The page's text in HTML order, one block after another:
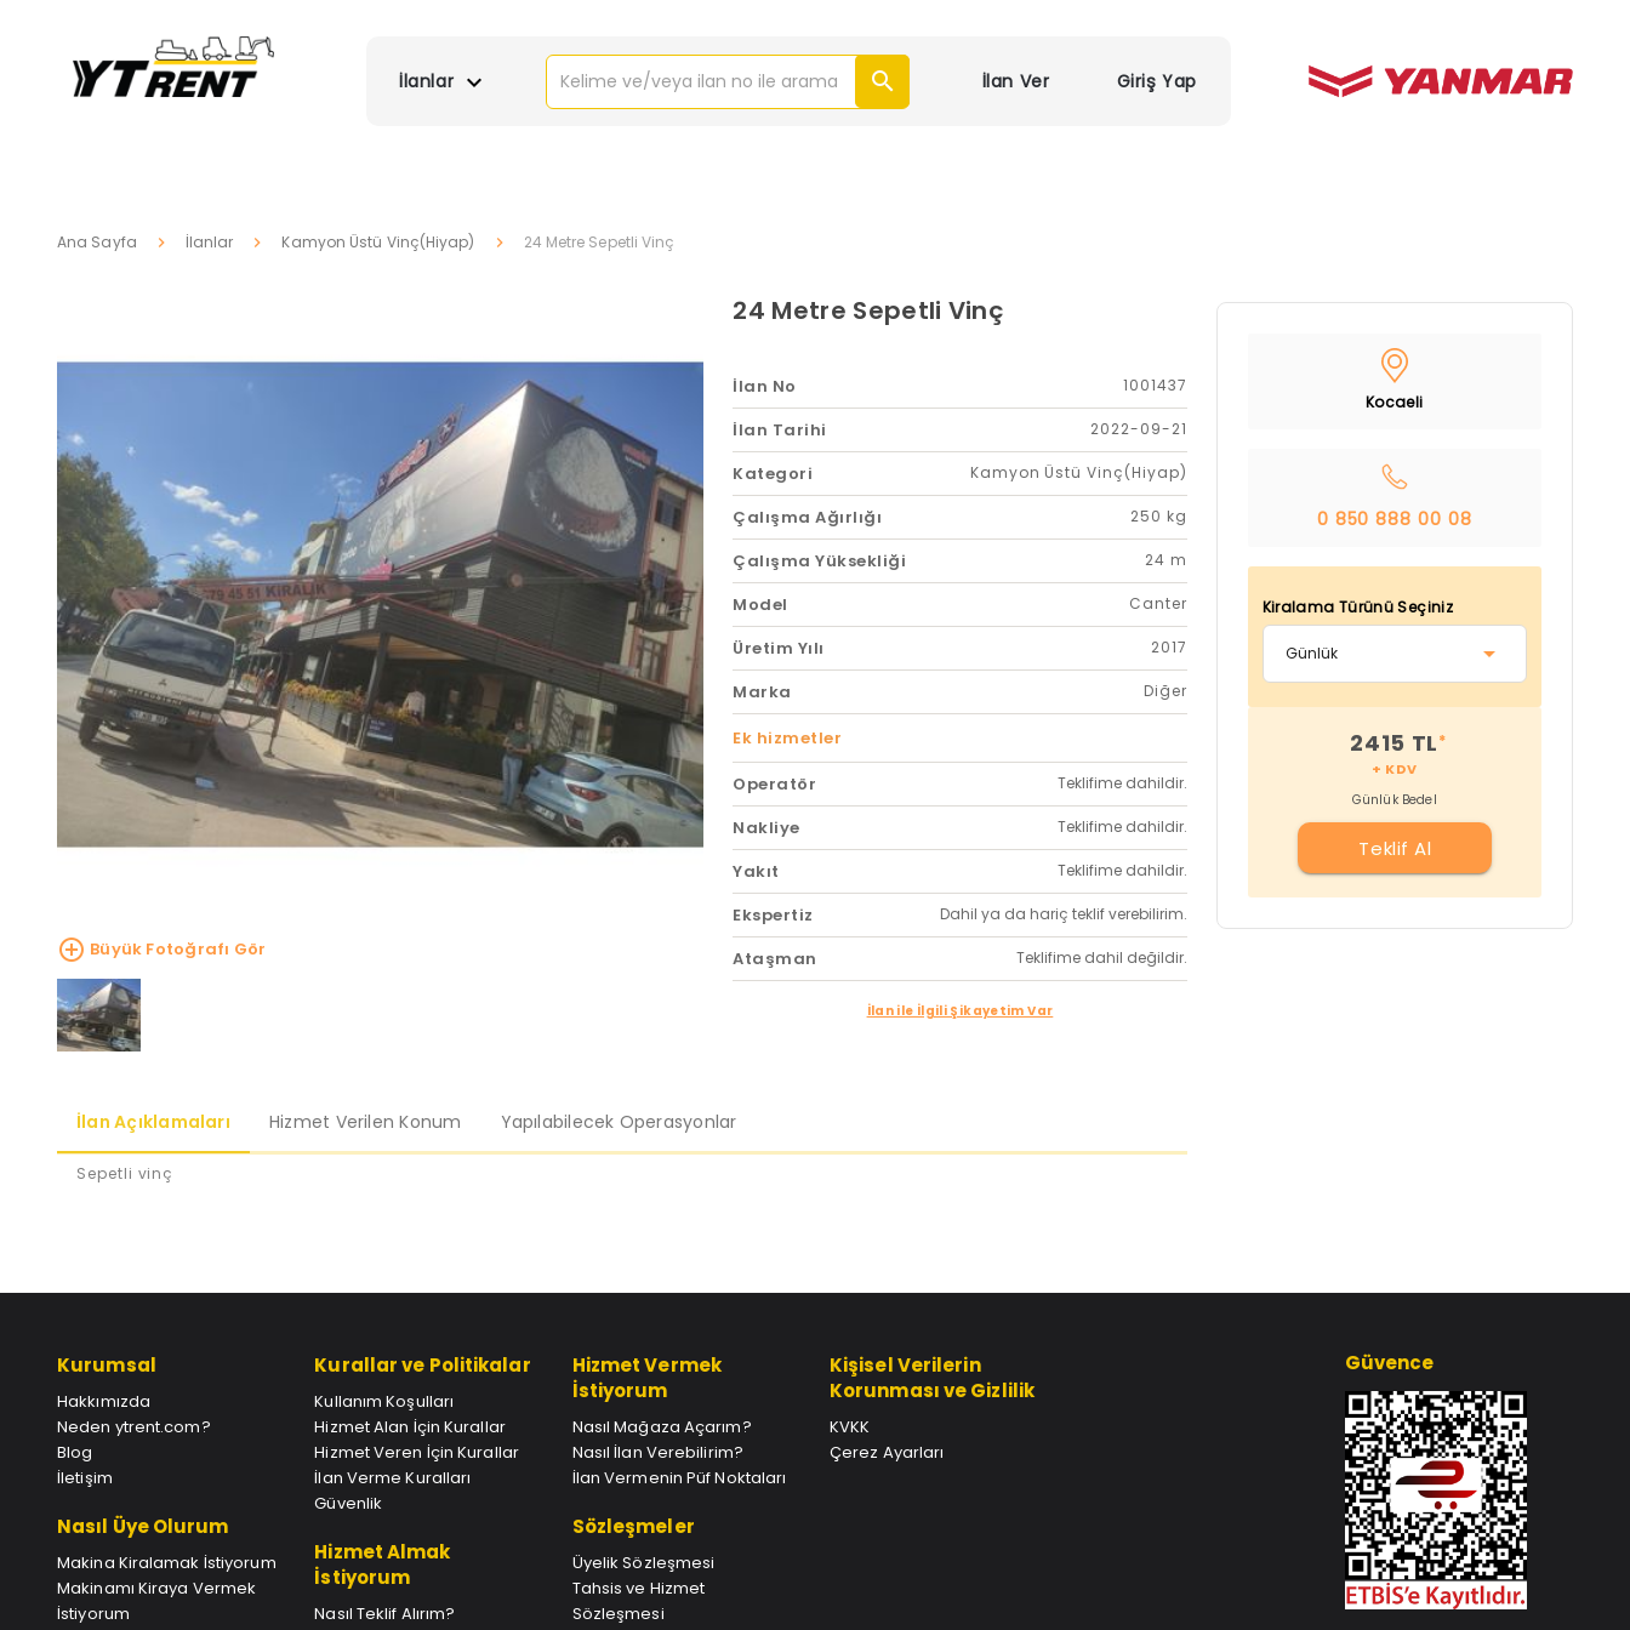
İlanlar İlan Ver Giriş Yap
Ana Sayfa İlanlar Kamyon Üstü Vinç(Hiyap) 24 Metre Sepetli Vinç
Büyük Fotoğrafı Gör
24 Metre Sepetli Vinç
İlan No 1001437
İlan Tarihi 2022-09-21
Kategori Kamyon Üstü Vinç(Hiyap)
Çalışma Ağırlığı 250 kg
Çalışma Yüksekliği 24 m
Model Canter
Üretim Yılı 2017
Marka Diğer
Ek hizmetler
Operatör
Teklifime dahildir.
Nakliye Teklifime dahildir.
Yakıt Teklifime dahildir.
Ekspertiz Dahil ya da hariç teklif verebilirim.
Ataşman Teklifime dahil değildir.
İlan ile İlgili Şikayetim Var
İlan Açıklamaları Hizmet Verilen Konum Yapılabilecek Operasyonlar
Sepetli vinç
Kocaeli
0 850 888 00 08
Kiralama Türünü Seçiniz
2415 TL*
+ KDV
Günlük Bedel
Teklif Al
Kurumsal
Hakkımızda
Neden ytrent.com?
Blog
İletişim
Nasıl Üye Olurum
Makina Kiralamak İstiyorum
Makinamı Kiraya Vermek
İstiyorum
Kurallar ve Politikalar
Kullanım Koşulları
Hizmet Alan İçin Kurallar
Hizmet Veren İçin Kurallar
İlan Verme Kuralları
Güvenlik
Hizmet Almak
İstiyorum
Nasıl Teklif Alırım?
Hizmet Vermek
İstiyorum
Nasıl Mağaza Açarım?
Nasıl İlan Verebilirim?
İlan Vermenin Püf Noktaları
Sözleşmeler
Üyelik Sözleşmesi
Tahsis ve Hizmet
Sözleşmesi
Kişisel Verilerin
Korunması ve Gizlilik
KVKK
Çerez Ayarları
Güvence